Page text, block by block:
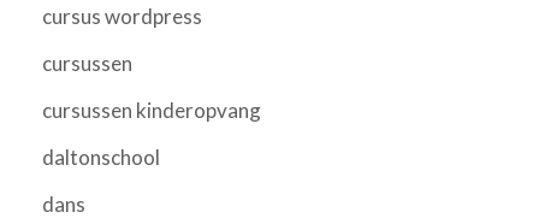
cursus wordpress
cursussen
cursussen kinderopvang
daltonschool
dans